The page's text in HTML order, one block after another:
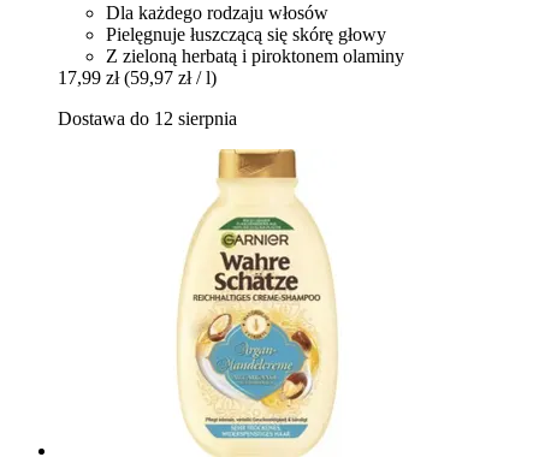
Dla każdego rodzaju włosów
Pielęgnuje łuszczącą się skórę głowy
Z zieloną herbatą i piroktonem olaminy
17,99 zł (59,97 zł / l)
Dostawa do 12 sierpnia